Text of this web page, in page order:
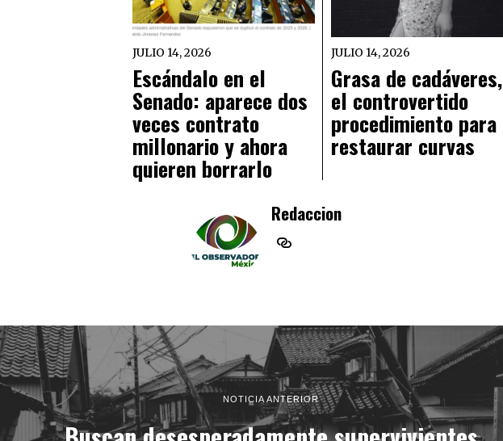
JULIO 14, 2026
Escándalo en el
Senado: aparece dos
veces contrato
millonario y ahora
quieren borrarlo
JULIO 14, 2026
Grasa de cadáveres,
el controvertido
procedimiento para
restaurar curvas
Redaccion
NOTICIA ANTERIOR